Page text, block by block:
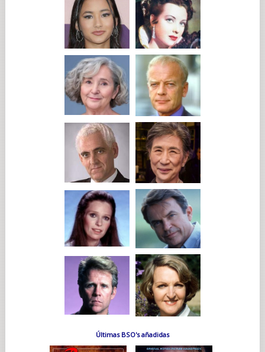
Últimas BSO's añadidas